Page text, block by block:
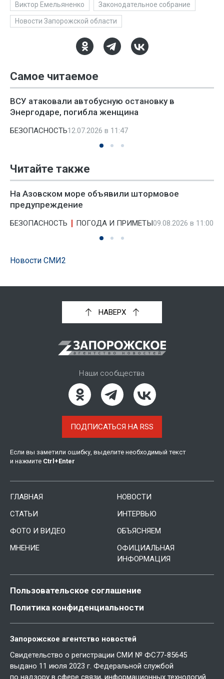
Виктор Емельяненко Законодательное собрание
Новости Запорожской области
Самое читаемое
ВСУ атаковали автобусную остановку в
Энергодаре, погибла женщина
БЕЗОПАСНОСТЬ12.07.2026 в 11:47
Читайте также
На Азовском море объявили штормовое
предупреждение
БЕЗОПАСНОСТЬ ПОГОДА И ПРИМЕТЫ09.08.2026 в 11:00
Новости СМИ2
НАВЕРХ
Наши сообщества
ПОДПИСАТЬСЯ НА RSS
Если вы заметили ошибку, выделите необходимый текст
и нажмите Ctrl +Enter
ГЛАВНАЯ
НОВОСТИ
СТАТЬИ
ИНТЕРВЬЮ
ФОТО И ВИДЕО
ОБЪЯСНЯЕМ
МНЕНИЕ
ОФИЦИАЛЬНАЯ
ИНФОРМАЦИЯ
Пользовательское соглашение
Политика конфиденциальности
Запорожское агентство новостей
Свидетельство о регистрации СМИ № ФС77-85645
выдано 11 июля 2023 г. Федеральной службой
по надзору в сфере связи, информационных технологий